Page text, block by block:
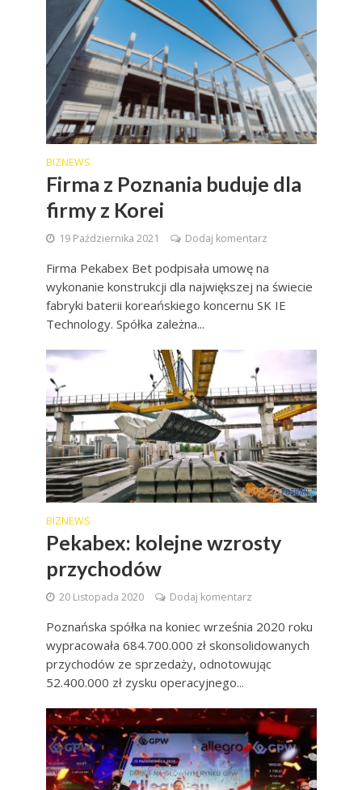
BIZNEWS
Firma z Poznania buduje dla
firmy z Korei
19 Października 2021 Dodaj komentarz
Firma Pekabex Bet podpisała umowę na
wykonanie konstrukcji dla największej na świecie
fabryki baterii koreańskiego koncernu SK IE
Technology. Spółka zależna...
BIZNEWS
Pekabex: kolejne wzrosty
przychodów
20 Listopada 2020 Dodaj komentarz
Poznańska spółka na koniec września 2020 roku
wypracowała 684.700.000 zł skonsolidowanych
przychodów ze sprzedaży, odnotowując
52.400.000 zł zysku operacyjnego...